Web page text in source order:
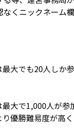
なくニックネーム
最大でも20人しか
最大で1,000人が参
優勝難易度が高く